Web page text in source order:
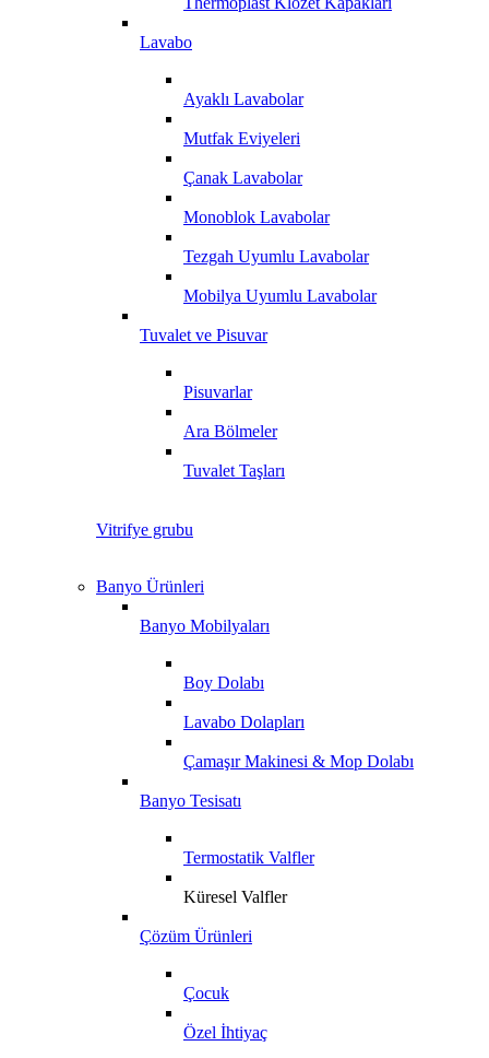
Lavabo
Ayaklı Lavabolar
Mutfak Eviyeleri
Çanak Lavabolar
Monoblok Lavabolar
Tezgah Uyumlu Lavabolar
Mobilya Uyumlu Lavabolar
Tuvalet ve Pisuvar
Pisuvarlar
Ara Bölmeler
Tuvalet Taşları
Vitrifye grubu
Banyo Ürünleri
Banyo Mobilyaları
Boy Dolabı
Lavabo Dolapları
Çamaşır Makinesi & Mop Dolabı
Banyo Tesisatı
Termostatik Valfler
Küresel Valfler
Çözüm Ürünleri
Çocuk
Özel İhtiyaç